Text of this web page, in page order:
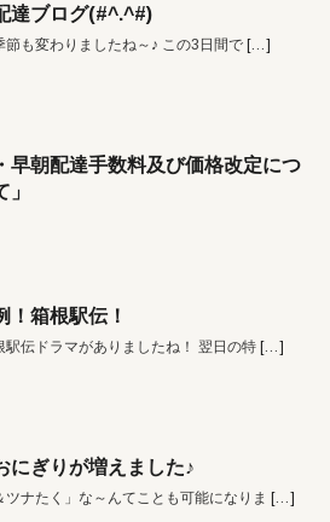
達ブログ(#^.^#)
節も変わりましたね～♪ この3日間で […]
早朝配達手数料及び価格改定につ
」
！箱根駅伝！
駅伝ドラマがありましたね！ 翌日の特 […]
にぎりが増えました♪
ツナたく」な～んてことも可能になりま […]